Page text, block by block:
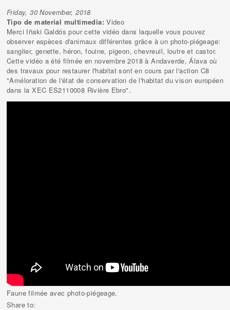
Friday, 30 November, 2018
Tipo de material multimedia:Video
Merci Iñaki Galdós pour cette vidéo dans laquelle vous pouvez
observer espèces d'animaux différentes grâce à un photo-piégeage:
sanglier, genette, héron, fouine, pigeon, chevreuil, loutre et castor.
Cette vidéo a été filmée en novembre 2018 à Andaverde, Álava où
des travaux pour restaurer l'habitat sont en cours par l'action C8
"Améloration de l'état de conservation de l'habitat du vison européen
dans la XEC ES2110008 Rivière Ebro".
Faune filmée avec photo-piégeage.
Share to: